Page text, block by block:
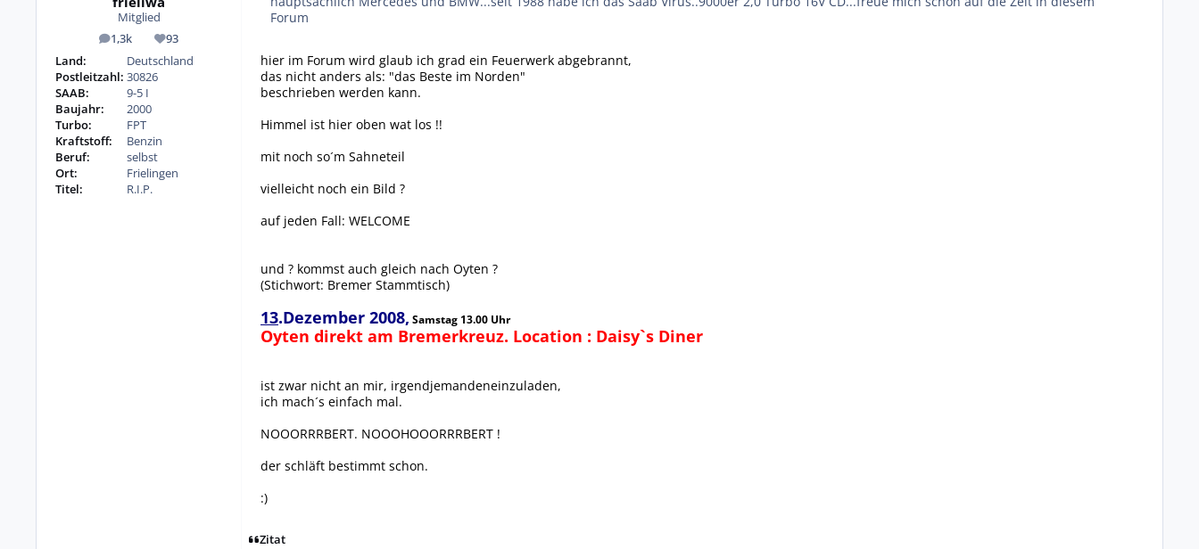
Mitglied
1,3k
Beiträge 93
Reputation
Land:
Deutschland
Postleitzahl: 30826
SAAB:
9-5 I
Baujahr:
2000
Turbo:
FPT
Kraftstoff:
Benzin
Beruf:
selbst
Ort:
Frielingen
Titel:
R.I.P.
Forum
hier im Forum wird glaub ich grad ein Feuerwerk abgebrannt,
das nicht anders als: "das Beste im Norden"
beschrieben werden kann.
Himmel ist hier oben wat los !!
mit noch so´m Sahneteil
vielleicht noch ein Bild ?
auf jeden Fall: WELCOME
und ? kommst auch gleich nach Oyten ?
(Stichwort: Bremer Stammtisch)
13.Dezember 2008, Samstag 13.00 Uhr
Oyten direkt am Bremerkreuz. Location : Daisy`s Diner
ist zwar nicht an mir, irgendjemandeneinzuladen,
ich mach´s einfach mal.
NOOORRRBERT. NOOOHOOORRRBERT !
der schläft bestimmt schon.
:)
Zitat